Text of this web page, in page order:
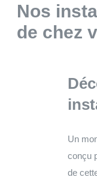
Nos
de chez
Un
conçu
de